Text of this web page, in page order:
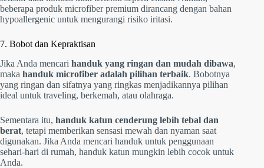
beberapa produk microfiber premium dirancang dengan bahan
hypoallergenic untuk mengurangi risiko iritasi.
7. Bobot dan Kepraktisan
Jika Anda mencari handuk yang ringan dan mudah dibawa,
maka handuk microfiber adalah pilihan terbaik. Bobotnya
yang ringan dan sifatnya yang ringkas menjadikannya pilihan
ideal untuk traveling, berkemah, atau olahraga.
Sementara itu, handuk katun cenderung lebih tebal dan
berat, tetapi memberikan sensasi mewah dan nyaman saat
digunakan. Jika Anda mencari handuk untuk penggunaan
sehari-hari di rumah, handuk katun mungkin lebih cocok untuk
Anda.